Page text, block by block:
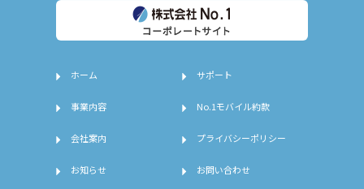
ホーム
事業内容
会社案内
お知らせ
サポート
No.1モバイル約款
プライバシーポリシー
お問い合わせ